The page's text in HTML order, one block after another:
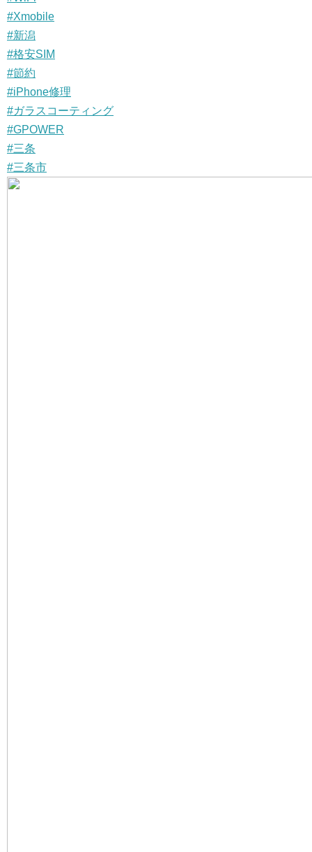
#Xmobile
#新潟
#格安SIM
#節約
#iPhone修理
#ガラスコーティング
#GPOWER
#三条
#三条市